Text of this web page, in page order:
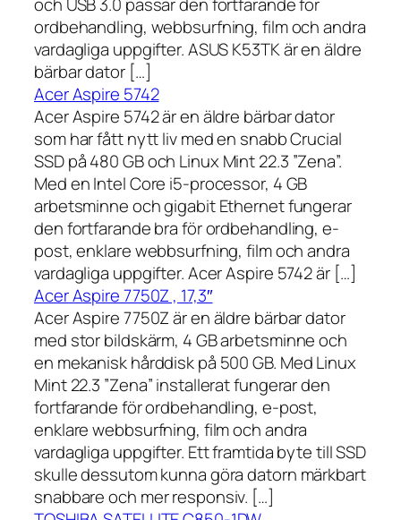
ordbehandling, webbsurfning, film och andra
vardagliga uppgifter. ASUS K53TK är en äldre
bärbar dator […]
Acer Aspire 5742
Acer Aspire 5742 är en äldre bärbar dator
som har fått nytt liv med en snabb Crucial
SSD på 480 GB och Linux Mint 22.3 ”Zena”.
Med en Intel Core i5-processor, 4 GB
arbetsminne och gigabit Ethernet fungerar
den fortfarande bra för ordbehandling, e-
post, enklare webbsurfning, film och andra
vardagliga uppgifter. Acer Aspire 5742 är […]
Acer Aspire 7750Z , 17,3″
Acer Aspire 7750Z är en äldre bärbar dator
med stor bildskärm, 4 GB arbetsminne och
en mekanisk hårddisk på 500 GB. Med Linux
Mint 22.3 ”Zena” installerat fungerar den
fortfarande för ordbehandling, e-post,
enklare webbsurfning, film och andra
vardagliga uppgifter. Ett framtida byte till SSD
skulle dessutom kunna göra datorn märkbart
snabbare och mer responsiv. […]